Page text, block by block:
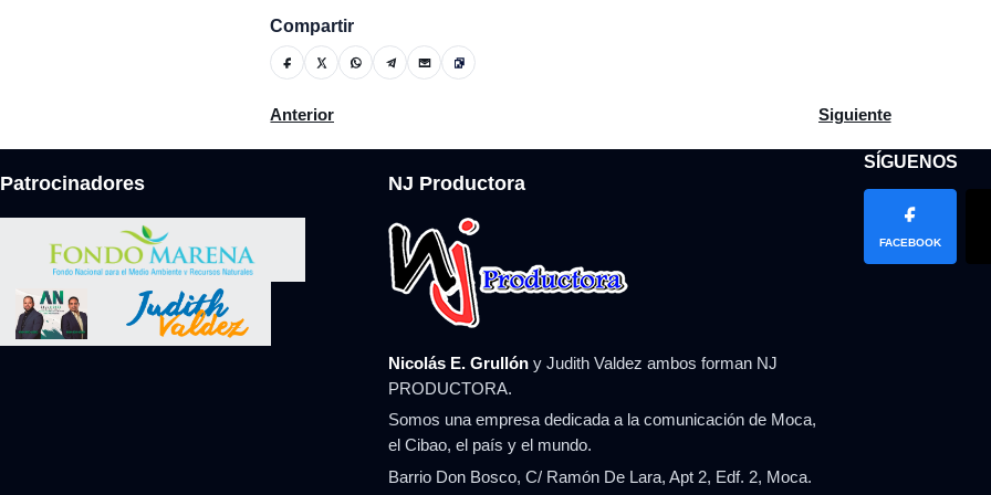
Compartir
Artículo anterior: Feminicidios aumentan un 74 % en seis meses en la República Dominicana
Anterior Artículo siguiente:
Siguiente
Patrocinadores NJ Productora
Nicolás E. Grullóny Judith Valdez ambos forman NJ
PRODUCTORA.
Somos una empresa dedicada a la comunicación de Moca,
el Cibao, el país y el mundo.
Barrio Don Bosco, C/ Ramón De Lara, Apt 2, Edf. 2, Moca.
SÍGUENOS
FACEBOOK